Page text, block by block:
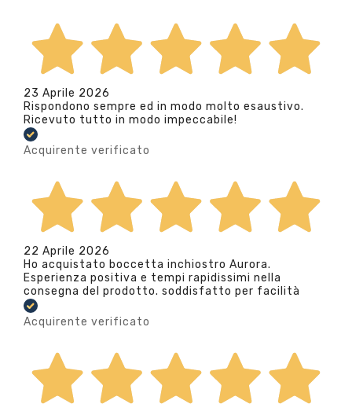
23 Aprile 2026
Rispondono sempre ed in modo molto esaustivo.
Ricevuto tutto in modo impeccabile!
Acquirente verificato
22 Aprile 2026
Ho acquistato boccetta inchiostro Aurora.
Esperienza positiva e tempi rapidissimi nella
consegna del prodotto. soddisfatto per facilità
Acquirente verificato